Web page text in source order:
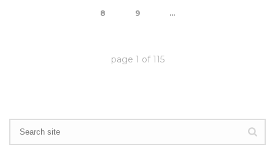
8 9 ...
page 1 of115